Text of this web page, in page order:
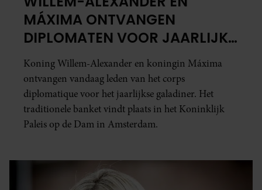
MÁXIMA ONTVANGEN
DIPLOMATEN VOOR JAARLIJKS
GALADINER
Koning Willem-Alexander en koningin Máxima
ontvangen vandaag leden van het corps
diplomatique voor het jaarlijkse galadiner. Het
traditionele banket vindt plaats in het Koninklijk
Paleis op de Dam in Amsterdam.